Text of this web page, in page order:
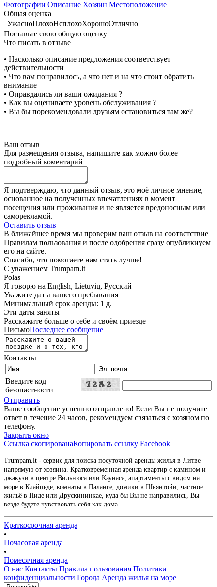
Фотографии Описание Хозяин Местоположение
Общая оценка
УжасноПлохоНеплохоХорошоОтлично
Поставьте свою общую оценку
Что писать в отзыве
• Насколько описание предложения соответствует
действительности
• Что вам понравилось, а что нет и на что стоит обратить
внимание
• Оправдались ли ваши ожидания ?
• Как вы оцениваете уровень обслуживания ?
• Вы бы порекомендовали друзьям остановиться там же?
Ваш отзыв
Для размещения отзыва, напишите как можно более
подробный коментарий
Я подтверждаю, что данный отзыв, это моё личное мнение,
основанное на полученных впечатлениях в момент
посещения или проживания и не является вредоносным или
саморекламой.
Оставить отзыв
В ближайшее время мы проверим ваш отзыв на соответствие
Правилам пользования и после одобрения сразу опубликиуем
его на сайте.
Спасибо, что помогаете нам стать лучше!
С уважением Trumpam.lt
Polas
Я говорю на English, Lietuvių, Русский
Укажите даты вашего пребывания
Минимальный срок аренды: 1 д.
Эти даты заняты
Расскажите больше о себе и своём приезде
ПисьмоПоследнее сообщение
Контакты
Введите код
безопастности
Отправить
Ваше сообщение успешно отправлено! Если Вы не получите
ответ в течение 24 часов, рекомендуем связаться с хозяном по
телефону.
Закрыть окно
Ссылка скопированаКопировать ссылку Facebook
Trumpam.lt - сервис для поиска посуточной аренды жилья в Литве
напрямую от хозяина. Кратковременная аренда квартир с камином и
джакузи в центре Вильнюса или Каунаса, апартаменты с видом на
море в Клайпеде, комнаты в Паланге, домики в Швянтойи, частное
жильё в Ниде или Друскининкае, куда бы Вы не направились, Вы
везде будете чувствовать себя как дома.
Краткосрочная аренда
•
Почасовая аренда
•
Помесячная аренда
О нас Контакты Правила пользования Политика
конфиденциальности Города Аренда жилья на море